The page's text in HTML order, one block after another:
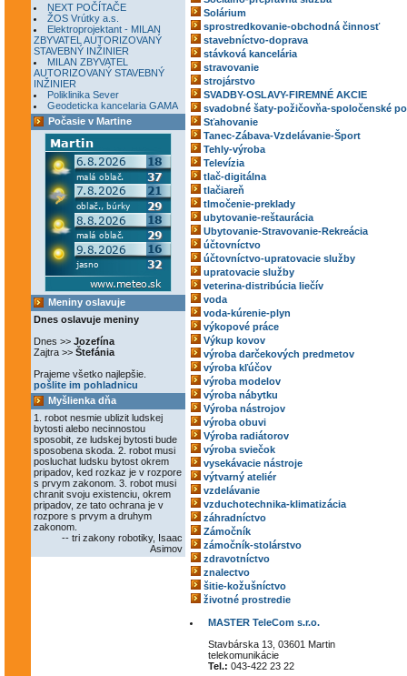
NEXT POČÍTAČE
ŽOS Vrútky a.s.
Elektroprojektant - MILAN
ZBYVATEL AUTORIZOVANÝ
STAVEBNÝ INŽINIER
MILAN ZBYVATEL
AUTORIZOVANÝ STAVEBNÝ
INŽINIER
Poliklinika Sever
Geodeticka kancelaria GAMA
Počasie v Martine
Meniny oslavuje
Dnes oslavuje meniny
Dnes >> Jozefína
Zajtra >> Štefánia
Prajeme všetko najlepšie.
pošlite im pohladnicu
Myšlienka dňa
1. robot nesmie ublizit ludskej
bytosti alebo necinnostou
sposobit, ze ludskej bytosti bude
sposobena skoda. 2. robot musi
posluchat ludsku bytost okrem
pripadov, ked rozkaz je v rozpore
s prvym zakonom. 3. robot musi
chranit svoju existenciu, okrem
pripadov, ze tato ochrana je v
rozpore s prvym a druhym
zakonom.
-- tri zakony robotiky, Isaac
Asimov
Solárium
sprostredkovanie-obchodná činnosť
stavebníctvo-doprava
stávková kancelária
stravovanie
strojárstvo
SVADBY-OSLAVY-FIREMNÉ AKCIE
svadobné šaty-požičovňa-spoločenské
Sťahovanie
Tanec-Zábava-Vzdelávanie-Šport
Tehly-výroba
Televízia
tlač-digitálna
tlačiareň
tlmočenie-preklady
ubytovanie-reštaurácia
Ubytovanie-Stravovanie-Rekreácia
účtovníctvo
účtovníctvo-upratovacie služby
upratovacie služby
veterina-distribúcia liečív
voda
voda-kúrenie-plyn
výkopové práce
Výkup kovov
výroba darčekových predmetov
výroba kľúčov
výroba modelov
výroba nábytku
Výroba nástrojov
výroba obuvi
Výroba radiátorov
výroba sviečok
vysekávacie nástroje
výtvarný ateliér
vzdelávanie
vzduchotechnika-klimatizácia
záhradníctvo
Zámočník
zámočník-stolárstvo
zdravotníctvo
znalectvo
šitie-kožušníctvo
životné prostredie
MASTER TeleCom s.r.o.
Stavbárska 13, 03601 Martin
telekomunikácie
Tel.: 043-422 23 22